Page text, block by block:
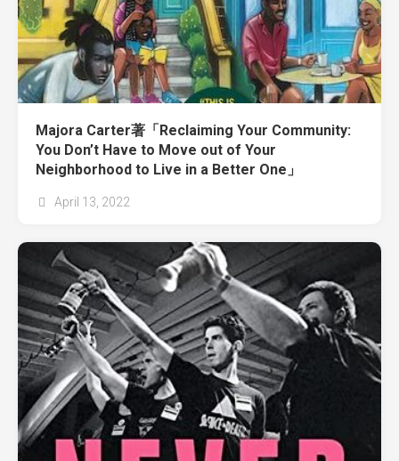
Majora Carter著「Reclaiming Your Community:
You Don’t Have to Move out of Your
Neighborhood to Live in a Better One」
April 13, 2022